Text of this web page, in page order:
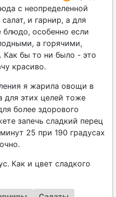
с неопределенной
и гарнир, а для
особенно если
а горячими,
Как бы то ни было - это
красиво.
я жарила овощи в
для этих целей тоже
более здорового
запечь сладкий перец
25 при 190 градусах
Как и цвет сладкого